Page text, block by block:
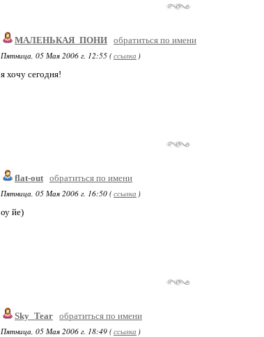
МАЛЕНЬКАЯ_ПОНИ обратиться по имени
Пятница, 05 Мая 2006 г. 12:55 (ссылка )
я хочу сегодня!
flat-out обратиться по имени
Пятница, 05 Мая 2006 г. 16:50 (ссылка )
оу йе)
Sky_Tear обратиться по имени
Пятница, 05 Мая 2006 г. 18:49 (ссылка )